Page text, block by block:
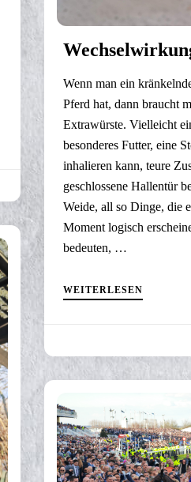
Wenn man ein
Pferd hat, dann braucht
Extrawürste. Vielleicht
besonderes Futter, eine
inhalieren kann, teure
geschlossene Hallentür
Weide, all so Dinge, die
Moment logisch
bedeuten, …
WEITERLESEN